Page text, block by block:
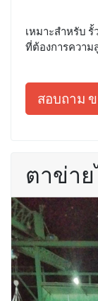
เหมาะสำหรับ
ที่ต้องการความ
สอบถาม
ตาข่า